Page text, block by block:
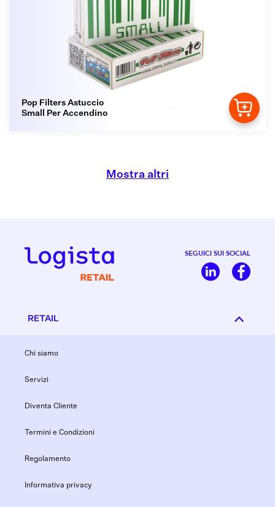
Pop Filters Astuccio
Small Per Accendino
Mostra altri
SEGUICI SUI SOCIAL
RETAIL
Chi siamo
Servizi
Diventa Cliente
Termini e Condizioni
Regolamento
Informativa privacy